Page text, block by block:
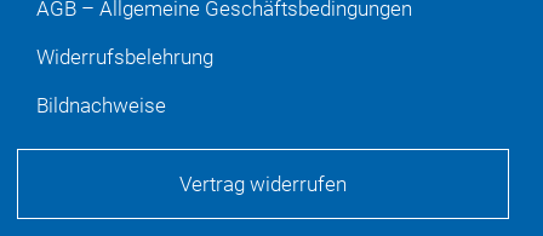
AGB – Allgemeine Geschäftsbedingungen
Widerrufsbelehrung
Bildnachweise
Vertrag widerrufen